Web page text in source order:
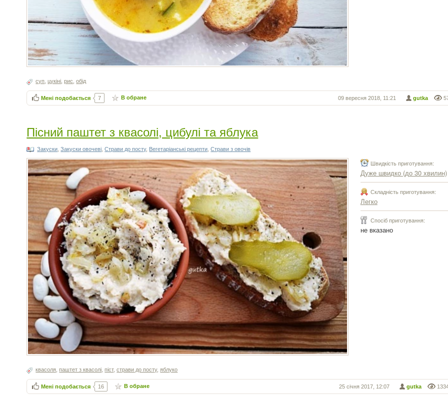
суп ,цукіні ,рис ,обід
gutka
09 вересня 2018, 11:21
Мені подобається 7 В обране
Пісний паштет з квасолі, цибулі та яблука
Закуски ,Закуски овочеві ,Страви до посту, Вегетаріанські рецепти ,Страви з овочів
Швидкість приготування:
Дуже швидко (до 30 хвилин)
Складність приготування:
Легко
Спосіб приготування:
не вказано
квасоля ,паштет з квасолі ,піст,страви до посту,яблуко
gutka
25 січня 2017, 12:07
Мені подобається 16 В обране